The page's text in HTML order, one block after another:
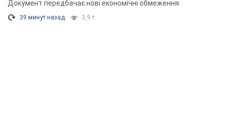
Документ передбачає нові економічні обмеження
39 минут назад 3,9 т.